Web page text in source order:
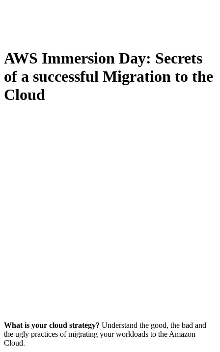
AWS Immersion Day: Secrets
of a successful Migration to the
Cloud
What is your cloud strategy? Understand the good, the bad and
the ugly practices of migrating your workloads to the Amazon
Cloud.